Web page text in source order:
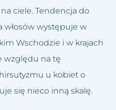
ciele. Tendencja do
włosów występuje w
Wschodzie i w krajach
względu na tę
u kobiet o
się nieco inną skalę.